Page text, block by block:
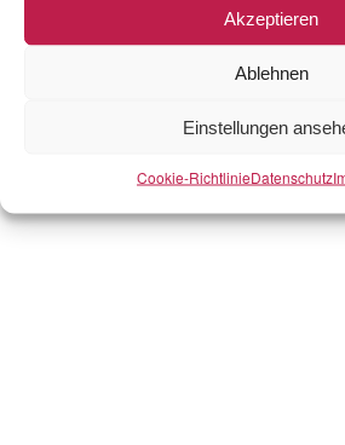
Akzeptieren
Ablehnen
Einstellungen
Cookie-RichtlinieDatenschutz